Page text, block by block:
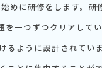
めに研修をします。研
を一つずつクリアして
るように設計されてい